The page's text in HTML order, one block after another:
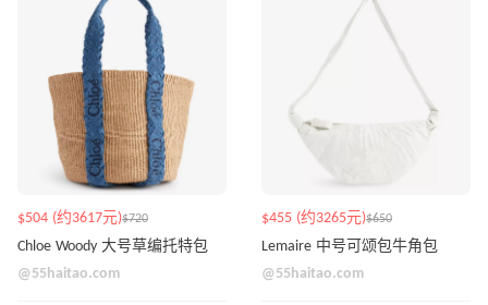
$504 (约3617元)$720
Chloe Woody 大号草编托特包
@55haitao.com
$455 (约3265元)$650
Lemaire 中号可颂包牛角包
@55haitao.com